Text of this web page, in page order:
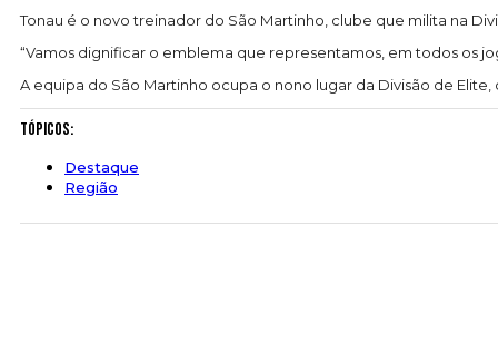
Tonau é o novo treinador do São Martinho, clube que milita na
“Vamos dignificar o emblema que representamos, em todos os
A equipa do São Martinho ocupa o nono lugar da Divisão de
Tópicos:
Destaque
Região